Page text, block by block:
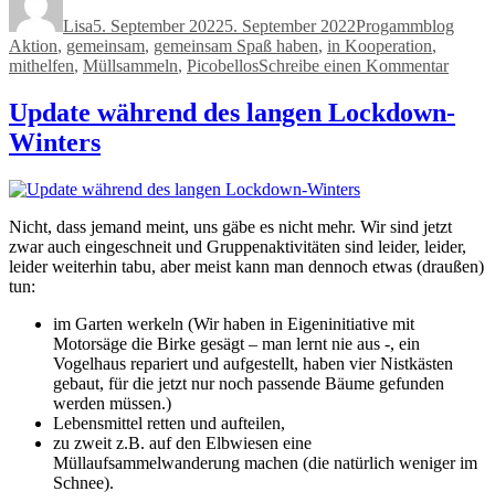
Lisa5. September 20225. September 2022Progammblog
Aktion, gemeinsam, gemeinsam Spaß haben, in Kooperation,
mithelfen, Müllsammeln, PicobellosSchreibe einen Kommentarzu
World
Update während des langen Lockdown-
Winters
Nicht, dass jemand meint, uns gäbe es nicht mehr. Wir sind jetzt
zwar auch eingeschneit und Gruppenaktivitäten sind leider, leider,
leider weiterhin tabu, aber meist kann man dennoch etwas (draußen)
tun:
im Garten werkeln (Wir haben in Eigeninitiative mit
Motorsäge die Birke gesägt – man lernt nie aus -, ein
Vogelhaus repariert und aufgestellt, haben vier Nistkästen
gebaut, für die jetzt nur noch passende Bäume gefunden
werden müssen.)
Lebensmittel retten und aufteilen,
zu zweit z.B. auf den Elbwiesen eine
Müllaufsammelwanderung machen (die natürlich weniger im
Schnee).